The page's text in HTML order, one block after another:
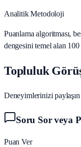
Analitik Metodoloji
Puanlama algoritması,
dengesini temel alan
Topluluk
Deneyimlerinizi paylaşın
Soru Sor veya
Puan Ver